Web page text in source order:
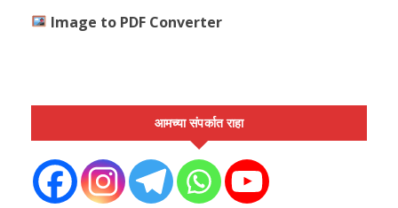
Image to PDF Converter
आमच्या संपर्कात राहा